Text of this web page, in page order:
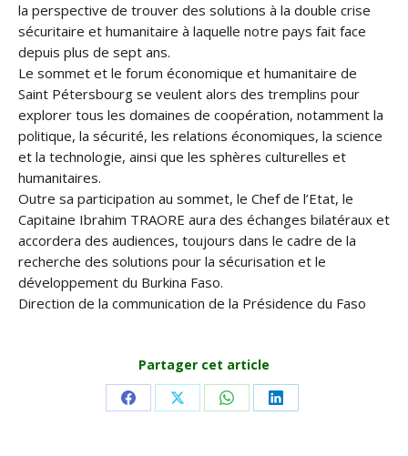
la perspective de trouver des solutions à la double crise
sécuritaire et humanitaire à laquelle notre pays fait face
depuis plus de sept ans.
Le sommet et le forum économique et humanitaire de
Saint Pétersbourg se veulent alors des tremplins pour
explorer tous les domaines de coopération, notamment la
politique, la sécurité, les relations économiques, la science
et la technologie, ainsi que les sphères culturelles et
humanitaires.
Outre sa participation au sommet, le Chef de l’Etat, le
Capitaine Ibrahim TRAORE aura des échanges bilatéraux et
accordera des audiences, toujours dans le cadre de la
recherche des solutions pour la sécurisation et le
développement du Burkina Faso.
Direction de la communication de la Présidence du Faso
Partager cet article
Share Share Share Share